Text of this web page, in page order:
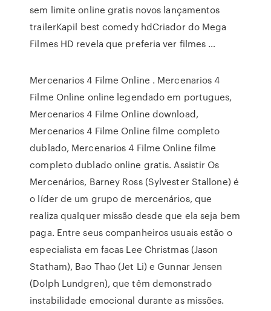
sem limite online gratis novos lançamentos
trailerKapil best comedy hdCriador do Mega
Filmes HD revela que preferia ver filmes …
Mercenarios 4 Filme Online . Mercenarios 4
Filme Online online legendado em portugues,
Mercenarios 4 Filme Online download,
Mercenarios 4 Filme Online filme completo
dublado, Mercenarios 4 Filme Online filme
completo dublado online gratis. Assistir Os
Mercenários, Barney Ross (Sylvester Stallone) é
o líder de um grupo de mercenários, que
realiza qualquer missão desde que ela seja bem
paga. Entre seus companheiros usuais estão o
especialista em facas Lee Christmas (Jason
Statham), Bao Thao (Jet Li) e Gunnar Jensen
(Dolph Lundgren), que têm demonstrado
instabilidade emocional durante as missões.